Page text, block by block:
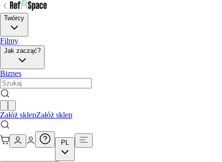
Twórcy
Filmy
Jak zacząć?
Biznes
Załóż sklepZałóż sklep
PL